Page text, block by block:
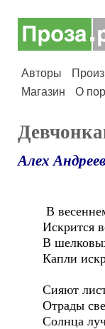
Авторы
Магазин
О
Алех
В весеннем
Искрится
В шелковых
Капли
Сияют
Отрады
Солнца